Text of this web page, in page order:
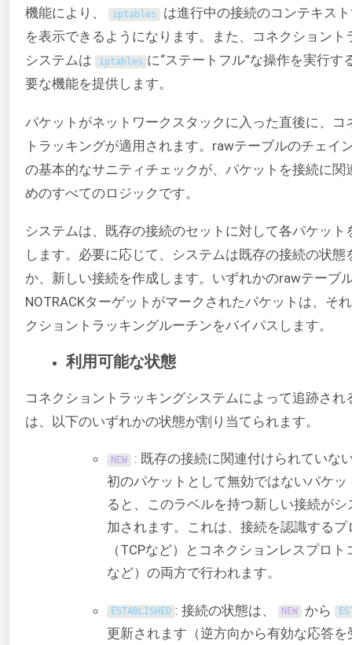
機能により、
iptables は進行中の接続のコンテキス
を表示できるようになります。また、コネクショント
システムは
iptables に“ステートフル”な操作を実行す
要な機能を提供します。
パケットがネットワークスタックに入った直後に、コ
トラッキングが適用されます。rawテーブルのチェイ
の基本的なサニティチェックが、パケットを接続に関
めのすべてのロジックです。
システムは、既存の接続のセットに対して各パケット
します。必要に応じて、システムは既存の接続の状態
か、新しい接続を作成します。いずれかのrawテーブ
NOTRACKターゲットがマークされたパケットは、そ
クショントラッキングルーチンをバイパスします。
利用可能な状態
コネクショントラッキングシステムによって追跡され
は、以下のいずれかの状態が割り当てられます。
NEW : 既存の接続に関連付けられていな
初のパケットとして無効ではないパケッ
ると、このラベルを持つ新しい接続がシ
加されます。これは、接続を認識するプ
（TCPなど）とコネクションレスプロト
など）の両方で行われます。
ESTABLISHED : 接続の状態は、 NEW から
更新されます（逆方向から有効な応答を